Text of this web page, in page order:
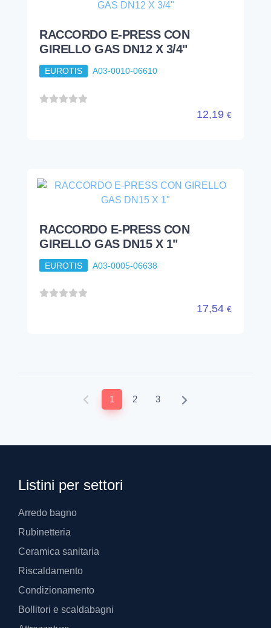
RACCORDO E-PRESS CON
GIRELLO GAS DN12 X 3/4"
EUROTIS A03-0010-06610
12,19 €
RACCORDO E-PRESS CON
GIRELLO GAS DN15 X 1"
EUROTIS A03-0005-06638
17,54 €
1 2 3
Listini per settori
Arredo bagno
Rubinetteria
Ceramica sanitaria
Riscaldamento
Condizionamento
Bollitori e scaldabagni